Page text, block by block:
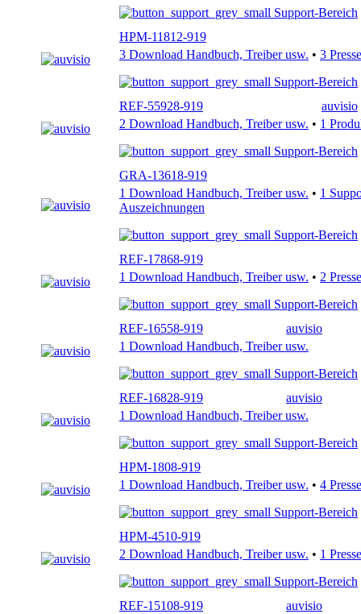
Support-Bereich
HPM-11812-919
3 Download Handbuch, Treiber usw. • 3
Support-Bereich
REF-55928-919
auvisio
2 Download Handbuch, Treiber usw. • 1
Support-Bereich
GRA-13618-919
1 Download Handbuch, Treiber usw. • 1
Auszeichnungen
Support-Bereich
REF-17868-919
1 Download Handbuch, Treiber usw. • 2
Support-Bereich
REF-16558-919
auvisio
1 Download Handbuch, Treiber usw.
Support-Bereich
REF-16828-919
auvisio
1 Download Handbuch, Treiber usw.
Support-Bereich
HPM-1808-919
1 Download Handbuch, Treiber usw. • 4
Support-Bereich
HPM-4510-919
2 Download Handbuch, Treiber usw. • 1
Support-Bereich
REF-15108-919
auvisio